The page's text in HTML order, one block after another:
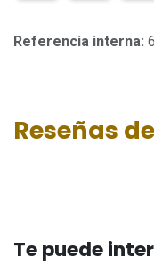
Referencia interna:
Reseñas
Te puede